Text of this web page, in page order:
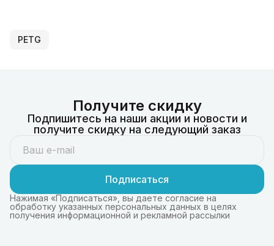
PETG
Получите скидку
Подпишитесь на наши акции и новости и
получите скидку на следующий заказ
Подписаться
Нажимая «Подписаться», вы даете согласие на
обработку указанных персональных данных в целях
получения информационной и рекламной рассылки